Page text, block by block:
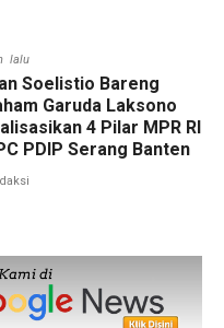
lalu
Soelistio Bareng
Garuda Laksono
4 Pilar MPR RI
PDIP Serang Banten